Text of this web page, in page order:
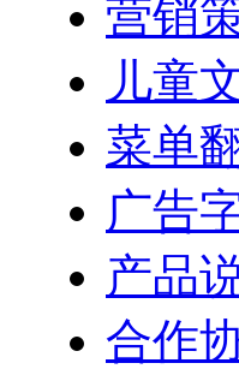
营销
儿童
菜单
广告
产品
合作